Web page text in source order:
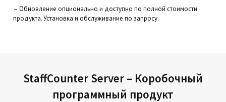
– Обновление опционально и доступно по полной стоимости
продукта. Установка и обслуживание по запросу.
StaffCounter Server – Коробочный
программный продукт